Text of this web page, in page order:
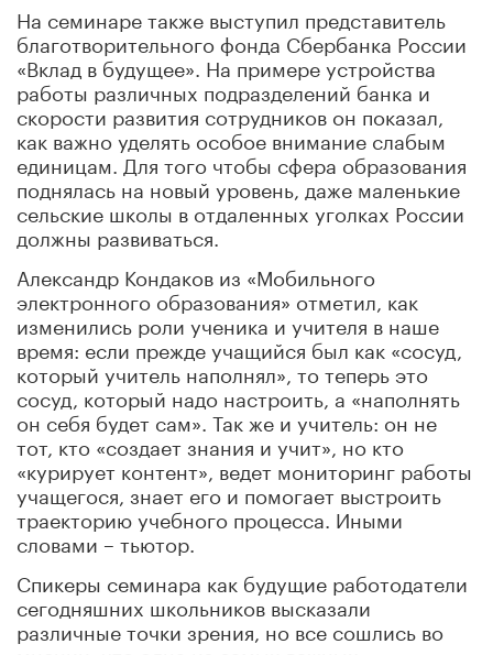
На семинаре также выступил представитель
благотворительного фонда Сбербанка России
«Вклад в будущее». На примере устройства
работы различных подразделений банка и
скорости развития сотрудников он показал,
как важно уделять особое внимание слабым
единицам. Для того чтобы сфера образования
поднялась на новый уровень, даже маленькие
сельские школы в отдаленных уголках России
должны развиваться.
Александр Кондаков из «Мобильного
электронного образования» отметил, как
изменились роли ученика и учителя в наше
время: если прежде учащийся был как «сосуд,
который учитель наполнял», то теперь это
сосуд, который надо настроить, а «наполнять
он себя будет сам». Так же и учитель: он не
тот, кто «создает знания и учит», но кто
«курирует контент», ведет мониторинг работы
учащегося, знает его и помогает выстроить
траекторию учебного процесса. Иными
словами – тьютор.
Спикеры семинара как будущие работодатели
сегодняшних школьников высказали
различные точки зрения, но все сошлись во